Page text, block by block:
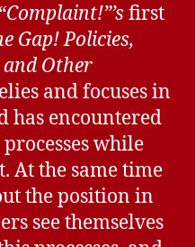
Complaint!”’s first
Gap! Policies,
Other
and focuses in
has encountered
while
At the same time
the position in
see themselves